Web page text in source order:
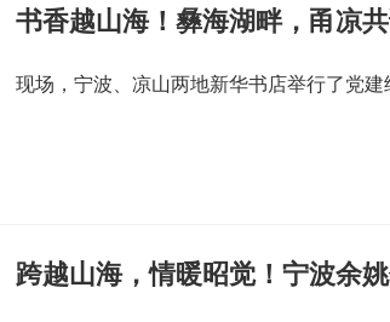
书香越山海！彝海湖畔，甬凉
现场，宁波、凉山两地新华书店举行了党建